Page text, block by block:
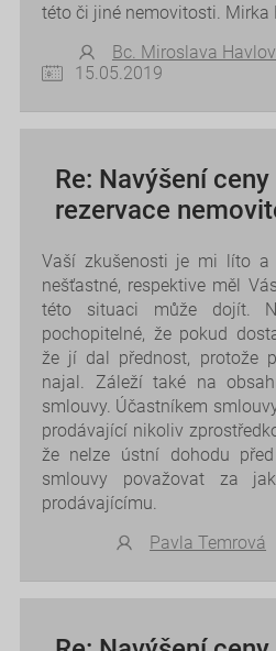
této či jiné nemovitosti. Mirka
Bc. Miroslava
15.05.2019
Re: Navýšení
rezervace
Vaší zkušenosti je mi líto a
nešťastné, respektive měl
této situaci může dojít.
pochopitelné, že pokud
že jí dal přednost, protože
najal. Záleží také na
smlouvy. Účastníkem
prodávající nikoliv
že nelze ústní dohodu
smlouvy považovat za
prodávajícímu.
Pavla Temrová